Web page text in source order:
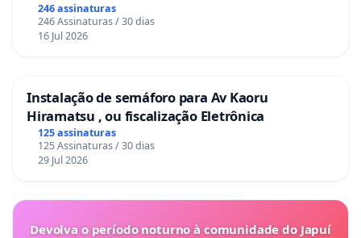
246 assinaturas
246 Assinaturas / 30 dias
16 Jul 2026
Instalação de semáforo para Av Kaoru
Hiramatsu , ou fiscalização Eletrônica
125 assinaturas
125 Assinaturas / 30 dias
29 Jul 2026
Devolva o período noturno à comunidade do Japuí